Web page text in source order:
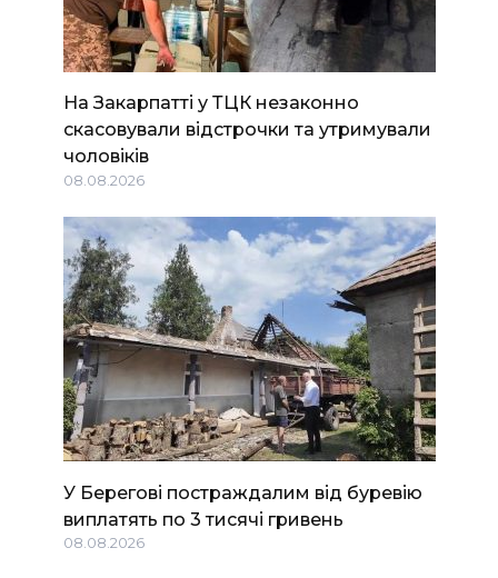
На Закарпатті у ТЦК незаконно
скасовували відстрочки та утримували
чоловіків
08.08.2026
У Берегові постраждалим від буревію
виплатять по 3 тисячі гривень
08.08.2026